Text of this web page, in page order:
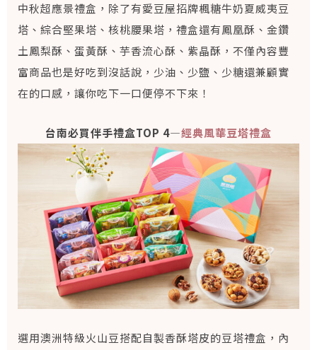
中秋超應景禮盒，除了有愛豆屋招牌楓糖牛奶夏威夷豆
塔、綜合堅果塔、核桃腰果塔，禮盒還有鳳凰酥、金鑽
土鳳梨酥、蛋黃酥、芋香流心酥、紫晶酥，不僅內容豐
富商品也是好吃到沒話說，少油、少鹽、少糖還兼顧實
在的口感，讓你吃下一口便停不下來！
台南必買伴手禮盒TOP 4—經典風華豆塔禮盒
選用澳洲特級火山豆搭配自製香酥塔皮的豆塔禮盒，內